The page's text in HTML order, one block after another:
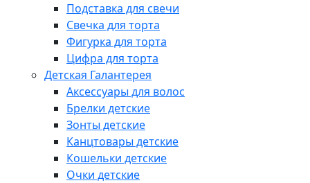
Подставка для свечи
Свечка для торта
Фигурка для торта
Цифра для торта
Детская Галантерея
Аксессуары для волос
Брелки детские
Зонты детские
Канцтовары детские
Кошельки детские
Очки детские